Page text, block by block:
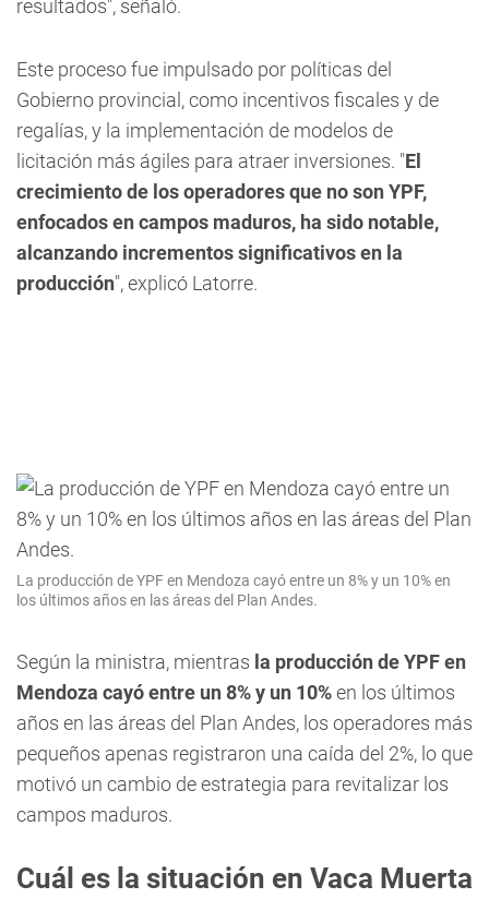
resultados", señaló.
Este proceso fue impulsado por políticas del
Gobierno provincial, como incentivos fiscales y de
regalías, y la implementación de modelos de
licitación más ágiles para atraer inversiones. "El
crecimiento de los operadores que no son YPF,
enfocados en campos maduros, ha sido notable,
alcanzando incrementos significativos en la
producción", explicó Latorre.
La producción de YPF en Mendoza cayó entre un 8% y un 10% en
los últimos años en las áreas del Plan Andes.
Según la ministra, mientras la producción de YPF en
Mendoza cayó entre un 8% y un 10%en los últimos
años en las áreas del Plan Andes, los operadores más
pequeños apenas registraron una caída del 2%, lo que
motivó un cambio de estrategia para revitalizar los
campos maduros.
Cuál es la situación en Vaca Muerta